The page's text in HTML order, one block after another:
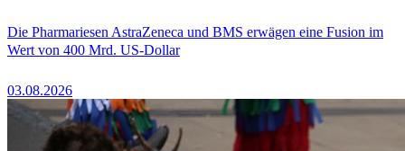
Die Pharmariesen AstraZeneca und BMS erwägen eine Fusion im
Wert von 400 Mrd. US-Dollar
03.08.2026